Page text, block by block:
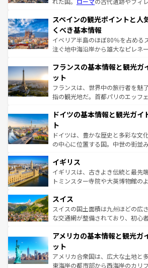
ろん、トスカーナの美しい田園風
景など、自然景観も見逃せない。
ピザやパスタなど、絶品のイタリ
できる。朝目覚めてから夜眠るま
なお、新着のイタリア情報はコン
しい。
スペインの観光ポイントと人
くべき基本情報
イベリア半島のほぼ80％を占める
注ぐ地中海沿岸から雄大なピレネ
文化が根付くこの国では、情熱的
れる闘牛、そして美味しいタパス
る。首都マドリードの洗練された
アートに溢れた街角から、地方で
せる。地方によって風土や気候が
ンテンツ一覧 を参照してほしい。
フランスの基本情報と観光ガ
ット
フランスは、世界中の旅行者を魅
指の観光地だ。首都パリのエッフ
で、幅広い魅力が詰まっている。
聖堂、美しいビーチ、そして豊か
から魅了する。また、フランスは
れ、フランス料理はユネスコ無形
香り高いラベンダー畑など、多彩
らに、パリ以外の地域にも魅力が
も豊かな歴史と文化が息づいてい
を参照してほしい。
ドイツの基本情報と観光ガイ
ト
ドイツは、豊かな歴史と多彩な文
の中心に位置する国。中世の街並
顔を持つこの国は、どこを歩いて
ルリンの文化的活気、バイエルン
してライン川沿いのワイン畑とい
は、お酒好きな人にはぜひ体験してほしい。
ドイツ情報はコンテンツ一覧を参
イギリス
イギリスは、古きよき伝統と最先
トミンスター寺院や大英博物館の
リアごとに異なる魅力がある。ま
ティー、ビール好きにはたまらな
戦など、本場だからこそできる体
ンツ一覧を参照してほしい。
スイス
スイスの国土面積は九州ほどの広
な交通網が整備されており、初心
の建物がそのまま残る町や、スイ
博物館もあり、アルプス観光だけ
ことができる。国民の所得が高い
者向けの交通パス提供のサービス
アメリカの基本情報と観光ガ
ット
アメリカ合衆国は、広大な土地と
東海岸の都市部から西海岸のカリ